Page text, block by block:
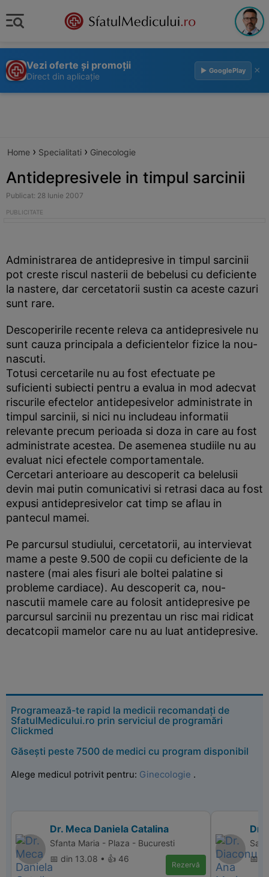
Vezi oferte și promoții
Direct din aplicație
▶ GooglePlay ×
Home › Specialitati › Ginecologie
Antidepresivele in timpul sarcinii
Publicat: 28 Iunie 2007
Administrarea de antidepresive in timpul sarcinii
pot creste riscul nasterii de bebelusi cu deficiente
la nastere, dar cercetatorii sustin ca aceste cazuri
sunt rare.
Descoperirile recente releva ca antidepresivele nu
sunt cauza principala a deficientelor fizice la nou-
nascuti.
Totusi cercetarile nu au fost efectuate pe
suficienti subiecti pentru a evalua in mod adecvat
riscurile efectelor antidepesivelor administrate in
timpul sarcinii, si nici nu includeau informatii
relevante precum perioada si doza in care au fost
administrate acestea. De asemenea studiile nu au
evaluat nici efectele comportamentale.
Cercetari anterioare au descoperit ca belelusii
devin mai putin comunicativi si retrasi daca au fost
expusi antidepresivelor cat timp se aflau in
pantecul mamei.
Pe parcursul studiului, cercetatorii, au intervievat
mame a peste 9.500 de copii cu deficiente de la
nastere (mai ales fisuri ale boltei palatine si
probleme cardiace). Au descoperit ca, nou-
nascutii mamele care au folosit antidepresive pe
parcursul sarcinii nu prezentau un risc mai ridicat
decatcopii mamelor care nu au luat antidepresive.
Programează-te rapid la medicii recomandați de
SfatulMedicului.ro prin serviciul de programări
Clickmed
Găsești peste 7500 de medici cu program disponibil
Alege medicul potrivit pentru: Ginecologie .
Dr. Meca Daniela Catalina
Sfanta Maria - Plaza - Bucuresti
📅 din 13.08 • 👍 46
Rezervă
Dr.
📅